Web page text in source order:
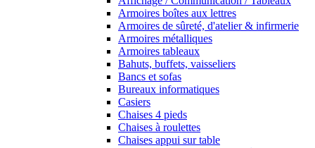
Armoires boîtes aux lettres
Armoires de sûreté, d'atelier & infirmerie
Armoires métalliques
Armoires tableaux
Bahuts, buffets, vaisseliers
Bancs et sofas
Bureaux informatiques
Casiers
Chaises 4 pieds
Chaises à roulettes
Chaises appui sur table